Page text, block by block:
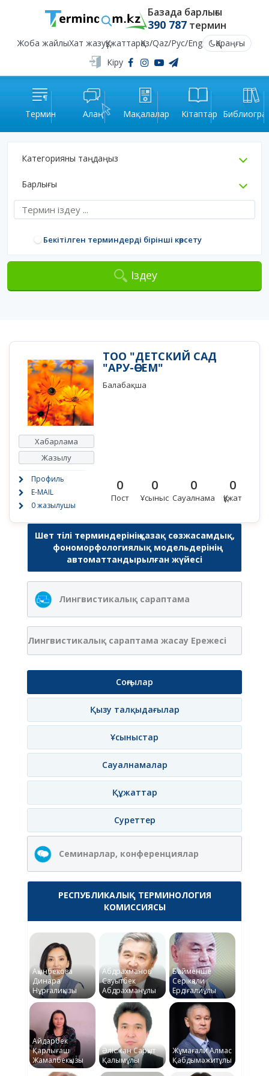
Базада барлығы
390 787термин
Жоба жайлыХат жазуҚұжаттарҚаз/Qaz/Рус/Eng
Қараңғы
Кіру
Термин Алаң Мақалалар Кітаптар
Категорияны таңдаңыз
Барлығы
Бекітілген терминдерді бірінші көрсету
Іздеу
Хабарлама
Жазылу
Профиль
E-MAIL
0 жазылушы
ТОО "ДЕТСКИЙ САД
"АРУ-ӘСЕМ"
Балабақша
0
Пост
0
Ұсыныс
0
Сауалнама
0
Құжат
Шет тілі терминдерінің қазақ сөзжасамдық,
фономорфологиялық модельдерінің
автоматтандырылған жүйесі
Лингвистикалық сараптама
Лингвистикалық сараптама жасау Ережесі
Соңғылар
Қызу талқыдағылар
Ұсыныстар
Сауалнамалар
Құжаттар
Суреттер
Семинарлар, конференциялар
РЕСПУБЛИКАЛЫҚ ТЕРМИНОЛОГИЯ
КОМИССИЯСЫ
Ақынбекова
Динара
Нұрғалиқызы
Абдрахманов
Сауытбек
Абдрахманұлы
Байменше
Серікқали
Ердіғалиұлы
Айдарбек
Қарлығаш
Жамалбекқызы
Әлісжан Сарқыт
Қалымұлы
Жұмағали Алмас
Қабдымәжитұлы